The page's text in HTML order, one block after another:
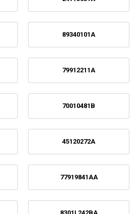
89340101A
79912211A
70010481B
45120272A
77919841AA